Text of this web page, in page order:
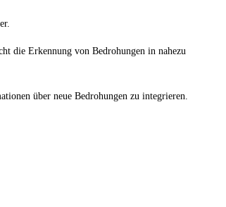
die Erkennung von Bedrohungen in nahezu
über neue Bedrohungen zu integrieren.